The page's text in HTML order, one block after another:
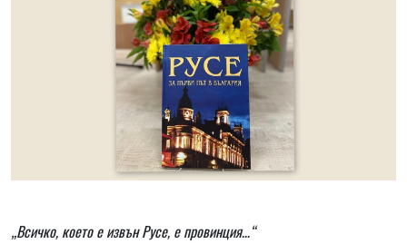
„Всичко, което е извън Русе, е провинция…“